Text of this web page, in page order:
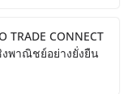
TRADE CONNECT
พาณิชย์อย่างยั่งยืน